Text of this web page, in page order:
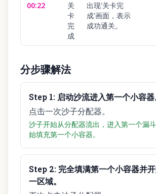
00:22
关
卡
完
成
出现'关卡完
成'画面，表示
成功通关。
分步骤解法
Step 1: 启动沙流进入第一个小容器
点击一次沙子分配器。
沙子开始从分配器流出，进入第一个漏
始填充第一个小容器。
Step 2: 完全填满第一个小容器并
一区域。